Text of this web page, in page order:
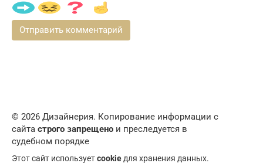
© 2026 Дизайнерия. Копирование информации с
сайта строго запрещено и преследуется в
судебном порядке
Этот сайт используетcookieдля хранения данных.